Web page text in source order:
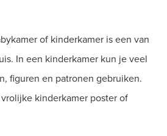
of kinderkamer is een van
In een kinderkamer kun je veel
figuren en patronen gebruiken.
kinderkamer poster of